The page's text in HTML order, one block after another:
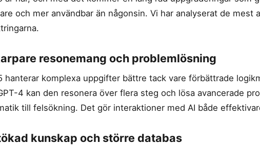
och mer användbar än någonsin. Vi har analyserat de mest
resonemang och problemlösning
hanterar komplexa uppgifter bättre tack vare förbättrade
4 kan den resonera över flera steg och lösa avancerade
till felsökning. Det gör interaktioner med AI både
kunskap och större databas